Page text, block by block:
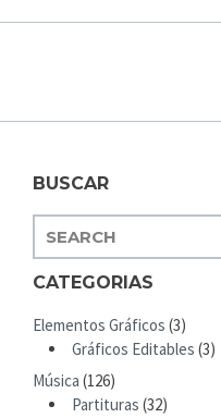
BUSCAR
A
C
F
CATEGORIAS
Elementos Gráficos (3)
Gráficos Editables (3)
Música (126)
Partituras (32)